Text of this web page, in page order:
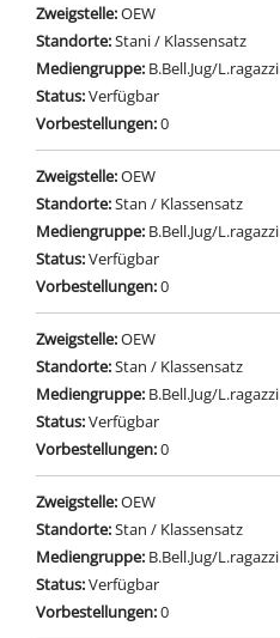
Zweigstelle:OEW
Standorte:Stani / Klassensatz
Mediengruppe: B.Bell.Jug/L.ragazzi
Status:Verfügbar
Vorbestellungen:0
Zweigstelle:OEW
Standorte:Stan / Klassensatz
Mediengruppe: B.Bell.Jug/L.ragazzi
Status:Verfügbar
Vorbestellungen:0
Zweigstelle:OEW
Standorte:Stan / Klassensatz
Mediengruppe: B.Bell.Jug/L.ragazzi
Status:Verfügbar
Vorbestellungen:0
Zweigstelle:OEW
Standorte:Stan / Klassensatz
Mediengruppe: B.Bell.Jug/L.ragazzi
Status:Verfügbar
Vorbestellungen:0